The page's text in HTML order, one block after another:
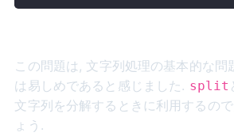
この問題は, 文字列処理の基本的な問
は易しめであると感じました. split
文字列を分解するときに利用するの
ょう.